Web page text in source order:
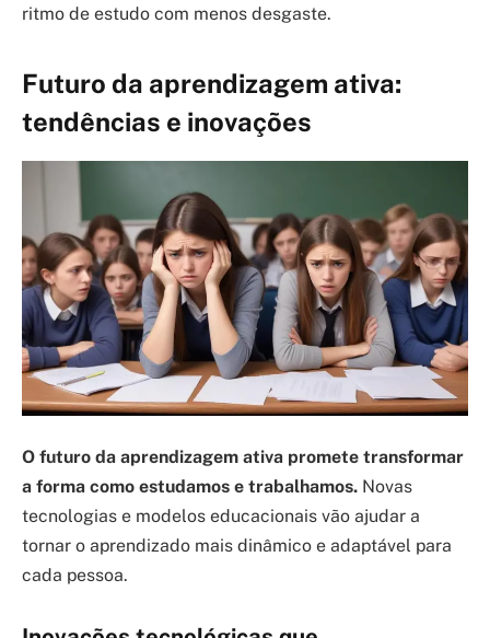
ritmo de estudo com menos desgaste.
Futuro da aprendizagem ativa:
tendências e inovações
O futuro da aprendizagem ativa promete transformar
a forma como estudamos e trabalhamos. Novas
tecnologias e modelos educacionais vão ajudar a
tornar o aprendizado mais dinâmico e adaptável para
cada pessoa.